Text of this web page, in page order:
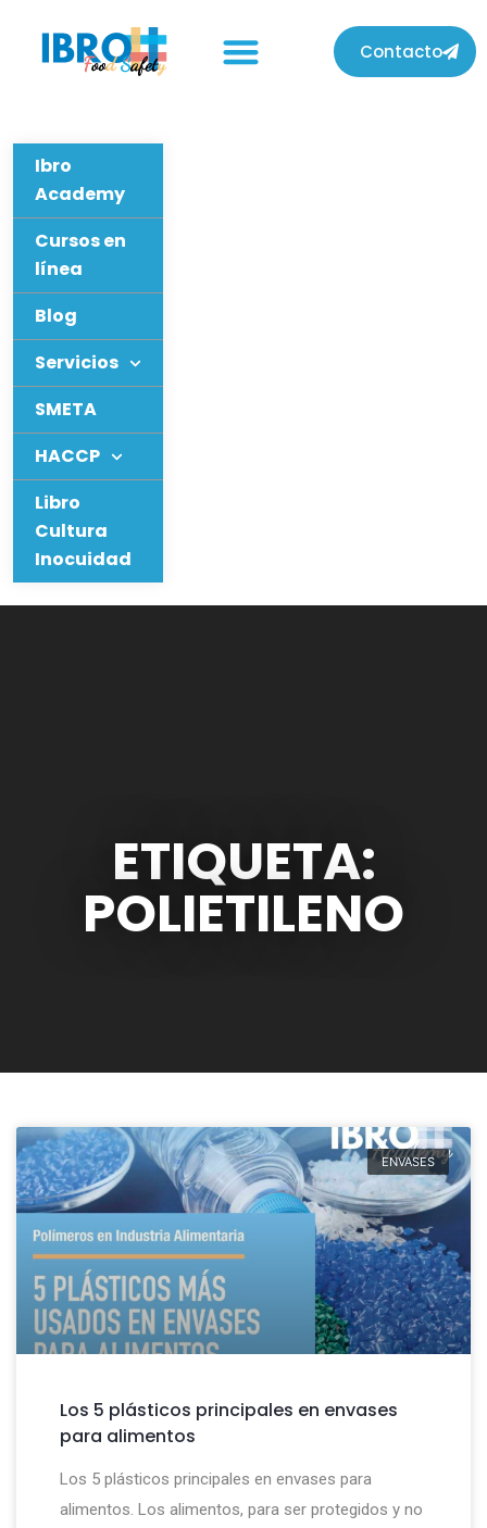
Contacto
Ibro
Academy
Cursos en
línea
Blog
Servicios
SMETA
HACCP
Libro
Cultura
Inocuidad
ETIQUETA:
POLIETILENO
ENVASES
Los 5 plásticos principales en envases
para alimentos
Los 5 plásticos principales en envases para
alimentos. Los alimentos, para ser protegidos y no